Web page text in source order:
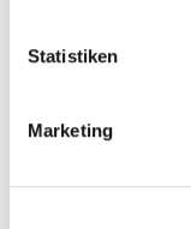
Statistiken
Marketing
Land: